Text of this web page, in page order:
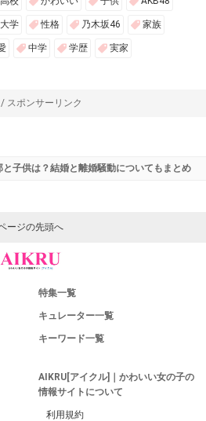
大学 性格 乃木坂46 家族
中学 学歴 実家
スポンサーリンク
と子供は？結婚と離婚騒動についてもまとめ
ージの先頭へ
特集一覧
キュレーター一覧
キーワード一覧
AIKRU[アイクル]｜かわいい女の子の
情報サイトについて
利用規約